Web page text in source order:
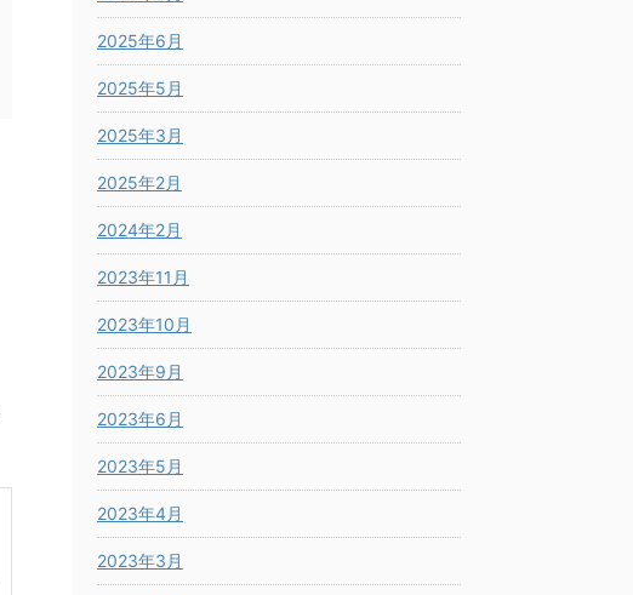
2025年6月
2025年5月
2025年3月
2025年2月
2024年2月
2023年11月
2023年10月
2023年9月
2023年6月
2023年5月
2023年4月
2023年3月